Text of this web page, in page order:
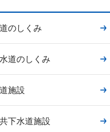
のしくみ
道のしくみ
施設
下水道施設